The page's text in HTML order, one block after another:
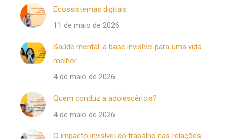
Ecossistemas digitais
11 de maio de 2026
Saúde mental: a base invisível para uma vida
melhor
4 de maio de 2026
Quem conduz a adolescência?
4 de maio de 2026
O impacto invisível do trabalho nas relações